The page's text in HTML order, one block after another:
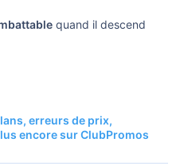
quand il descend
erreurs de prix,
encore sur ClubPromos